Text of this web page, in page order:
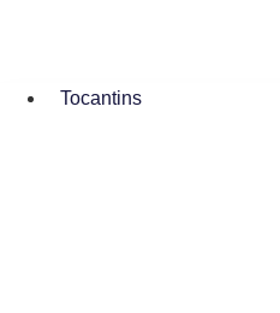
Tocantins